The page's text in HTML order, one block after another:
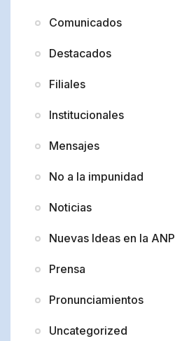
Comunicados
Destacados
Filiales
Institucionales
Mensajes
No a la impunidad
Noticias
Nuevas Ideas en la ANP
Prensa
Pronunciamientos
Uncategorized